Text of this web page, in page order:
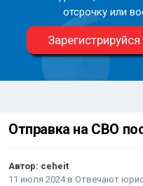
отсрочку или
Отправка на СВО
Автор: ceheit
11 июля 2024в Отвечают